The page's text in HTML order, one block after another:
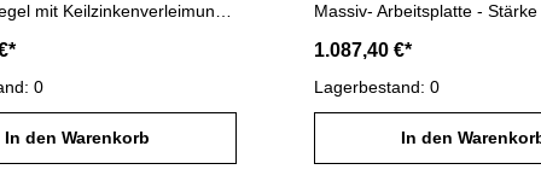
mit Keilzinkenverleimung,
Funktionsunterbau mit:
aus Profilstahlrohr (45 x 45
Tiefenverstrebungen (oben
und Abschlusselement mit
Noppe, Querstreben oben
0
In den Warenkorb
Massiv- Arbeitsplatte -
Schutz durch
Lackleinöl -
Gestellfüßen aus
x 2 mm) inkl.
und unten) und
1.087,40 €*
Lagerbestand: 0
In den